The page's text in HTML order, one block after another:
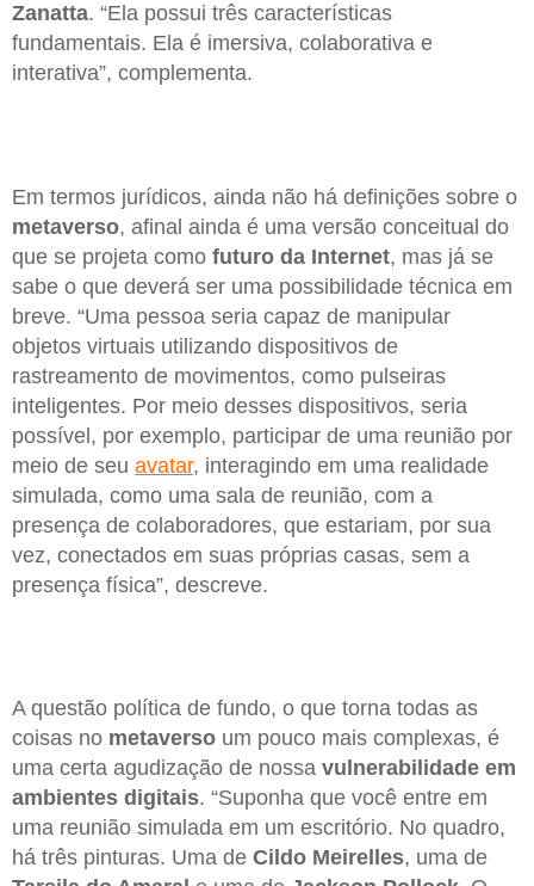
Zanatta. “Ela possui três características
fundamentais. Ela é imersiva, colaborativa e
interativa”, complementa.
Em termos jurídicos, ainda não há definições sobre o
metaverso, afinal ainda é uma versão conceitual do
que se projeta como futuro da Internet, mas já se
sabe o que deverá ser uma possibilidade técnica em
breve. “Uma pessoa seria capaz de manipular
objetos virtuais utilizando dispositivos de
rastreamento de movimentos, como pulseiras
inteligentes. Por meio desses dispositivos, seria
possível, por exemplo, participar de uma reunião por
meio de seu avatar, interagindo em uma realidade
simulada, como uma sala de reunião, com a
presença de colaboradores, que estariam, por sua
vez, conectados em suas próprias casas, sem a
presença física”, descreve.
A questão política de fundo, o que torna todas as
coisas no metaverso um pouco mais complexas, é
uma certa agudização de nossa vulnerabilidade em
ambientes digitais. “Suponha que você entre em
uma reunião simulada em um escritório. No quadro,
há três pinturas. Uma de Cildo Meirelles, uma de